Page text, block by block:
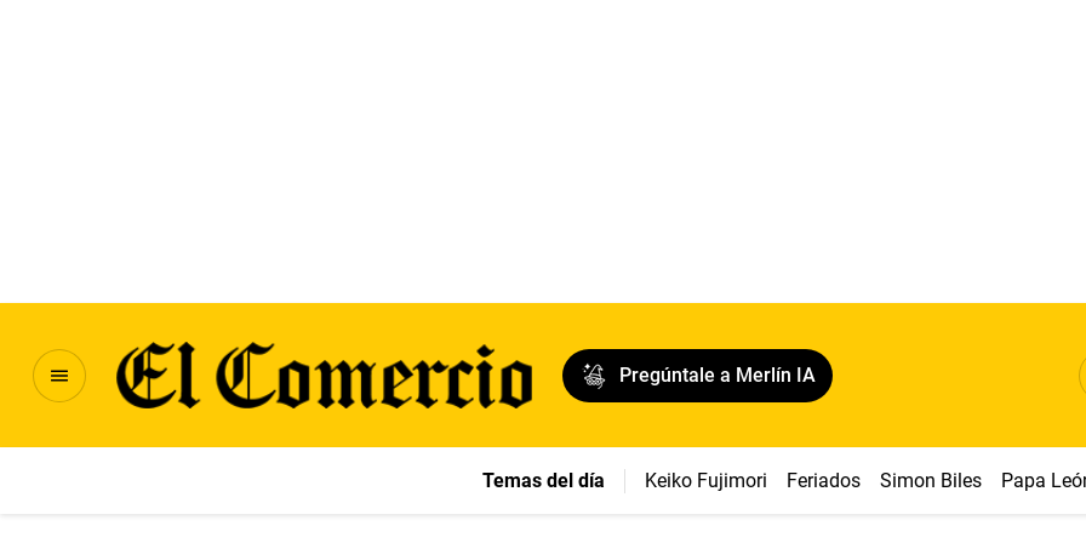
Pregúntale a Merlín IA
Temas del día Keiko Fujimori Feriados Simon Biles Papa